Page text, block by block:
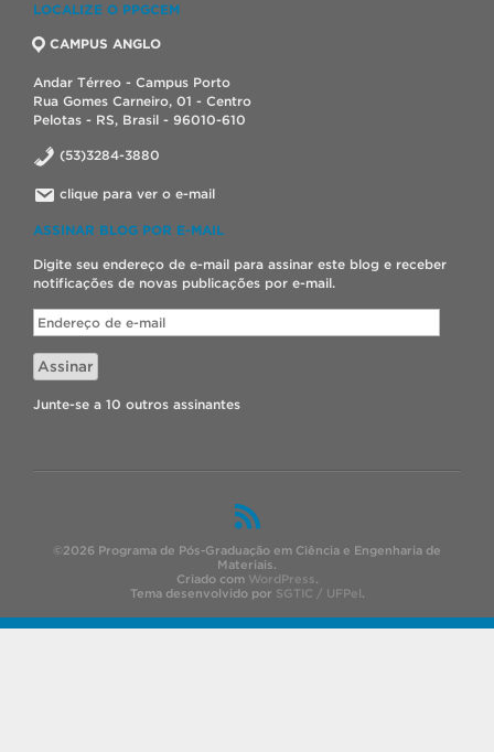
LOCALIZE O PPGCEM
CAMPUS ANGLO
Andar Térreo - Campus Porto
Rua Gomes Carneiro, 01 - Centro
Pelotas - RS, Brasil - 96010-610
(53)3284-3880
clique para ver o e-mail
ASSINAR BLOG POR E-MAIL
Digite seu endereço de e-mail para assinar este blog e receber
notificações de novas publicações por e-mail.
Endereço
de
e-
mail
Assinar
Junte-se a 10 outros assinantes
©2026 Programa de Pós-Graduação em Ciência e Engenharia de
Materiais.
Criado com WordPress.
Tema desenvolvido por SGTIC / UFPel.